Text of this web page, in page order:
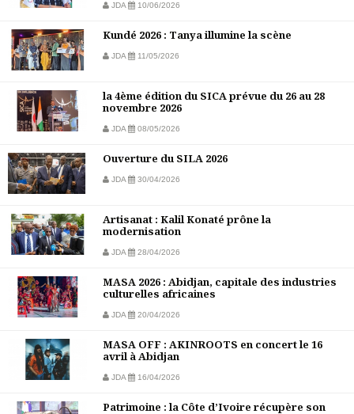
JDA 10/06/2026
Kundé 2026 : Tanya illumine la scène
JDA 11/05/2026
la 4ème édition du SICA prévue du 26 au 28
novembre 2026
JDA 08/05/2026
Ouverture du SILA 2026
JDA 30/04/2026
Artisanat : Kalil Konaté prône la
modernisation
JDA 28/04/2026
MASA 2026 : Abidjan, capitale des industries
culturelles africaines
JDA 20/04/2026
MASA OFF : AKINROOTS en concert le 16
avril à Abidjan
JDA 16/04/2026
Patrimoine : la Côte d’Ivoire récupère son